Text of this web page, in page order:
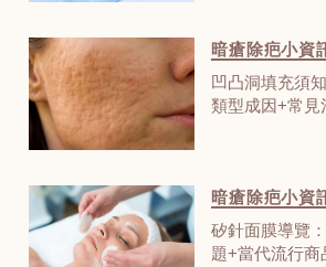
暗瘡除疤小資
凹凸洞填充須
類型成因+常見
暗瘡除疤小資
矽針面膜導覽
題+當代流行商